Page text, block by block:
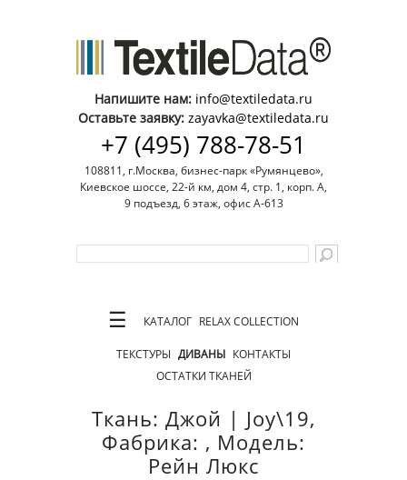
Напишите нам: info@textiledata.ru
Оставьте заявку: zayavka@textiledata.ru
+7 (495) 788-78-51
108811, г.Москва, бизнес-парк «Румянцево»,
Киевское шоссе, 22-й км, дом 4, стр. 1, корп. А,
9 подъезд, 6 этаж, офис А-613
☰ КАТАЛОГ RELAX COLLECTION
ТЕКСТУРЫ ДИВАНЫ КОНТАКТЫ
ОСТАТКИ ТКАНЕЙ
Ткань: Джой | Joy\19,
Фабрика: , Модель:
Рейн Люкс